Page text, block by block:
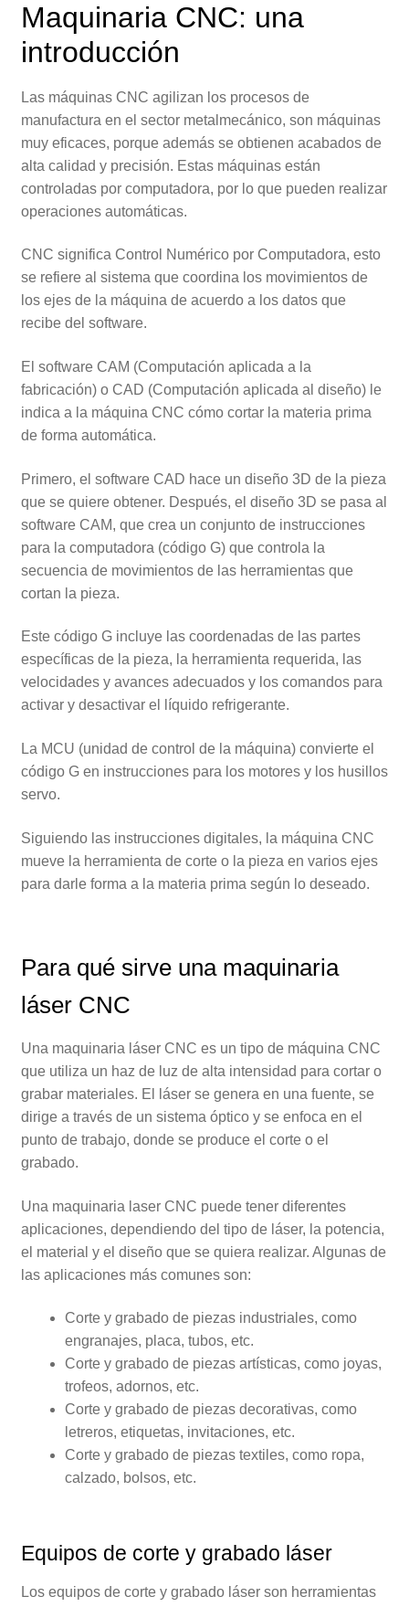
Maquinaria CNC: una
introducción
Las máquinas CNC agilizan los procesos de
manufactura en el sector metalmecánico, son máquinas
muy eficaces, porque además se obtienen acabados de
alta calidad y precisión. Estas máquinas están
controladas por computadora, por lo que pueden realizar
operaciones automáticas.
CNC significa Control Numérico por Computadora, esto
se refiere al sistema que coordina los movimientos de
los ejes de la máquina de acuerdo a los datos que
recibe del software.
El software CAM (Computación aplicada a la
fabricación) o CAD (Computación aplicada al diseño) le
indica a la máquina CNC cómo cortar la materia prima
de forma automática.
Primero, el software CAD hace un diseño 3D de la pieza
que se quiere obtener. Después, el diseño 3D se pasa al
software CAM, que crea un conjunto de instrucciones
para la computadora (código G) que controla la
secuencia de movimientos de las herramientas que
cortan la pieza.
Este código G incluye las coordenadas de las partes
específicas de la pieza, la herramienta requerida, las
velocidades y avances adecuados y los comandos para
activar y desactivar el líquido refrigerante.
La MCU (unidad de control de la máquina) convierte el
código G en instrucciones para los motores y los husillos
servo.
Siguiendo las instrucciones digitales, la máquina CNC
mueve la herramienta de corte o la pieza en varios ejes
para darle forma a la materia prima según lo deseado.
Para qué sirve una maquinaria
láser CNC
Una maquinaria láser CNC es un tipo de máquina CNC
que utiliza un haz de luz de alta intensidad para cortar o
grabar materiales. El láser se genera en una fuente, se
dirige a través de un sistema óptico y se enfoca en el
punto de trabajo, donde se produce el corte o el
grabado.
Una maquinaria laser CNC puede tener diferentes
aplicaciones, dependiendo del tipo de láser, la potencia,
el material y el diseño que se quiera realizar. Algunas de
las aplicaciones más comunes son:
Corte y grabado de piezas industriales, como
engranajes, placa, tubos, etc.
Corte y grabado de piezas artísticas, como joyas,
trofeos, adornos, etc.
Corte y grabado de piezas decorativas, como
letreros, etiquetas, invitaciones, etc.
Corte y grabado de piezas textiles, como ropa,
calzado, bolsos, etc.
Equipos de corte y grabado láser
Los equipos de corte y grabado láser son herramientas